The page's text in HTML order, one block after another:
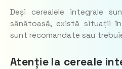
Deși cerealele integrale
sănătoasă, există situații
sunt recomandate sau
Atenție la cereale